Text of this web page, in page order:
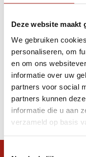
Deze website maakt
We gebruiken
personaliseren, om
en om ons
informatie over uw
partners voor social
partners kunnen
informatie die u aan
verzameld op basis
Apply filters
Producten
Filter
Sorteren op